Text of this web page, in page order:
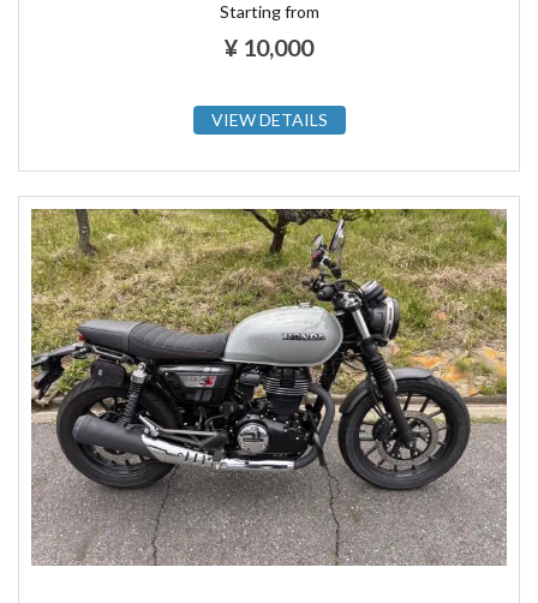
Starting from
¥ 10,000
VIEW DETAILS